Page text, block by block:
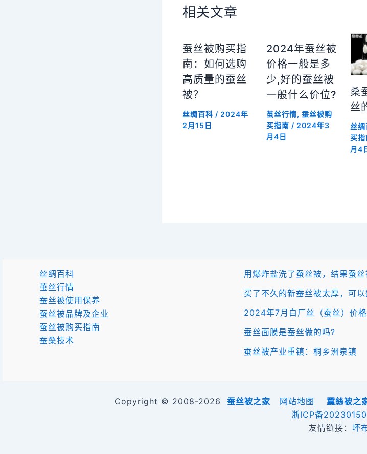
相关文章
蚕丝被购买指
南：如何选购
高质量的蚕丝
被？
丝绸百科 / 2024年
2月15日
2024年蚕丝被
价格一般是多
少,好的蚕丝被
一般什么价位?
茧丝行情, 蚕丝被购
买指南 / 2024年3
月4日
桑
丝
丝
买指
月4
丝绸百科
茧丝行情
蚕丝被使用保养
蚕丝被品牌及企业
蚕丝被购买指南
蚕桑技术
用爆炸盐洗了蚕丝被，结果蚕
买了不久的新蚕丝被太厚，可以
2024年7月白厂丝（蚕丝）价
蚕丝面膜是蚕丝做的吗?
蚕丝被产业重镇：桐乡洲泉镇
Copyright © 2008-2026 蚕丝被之家 网站地图 蠶絲被之
浙ICP备
友情链接： 坏